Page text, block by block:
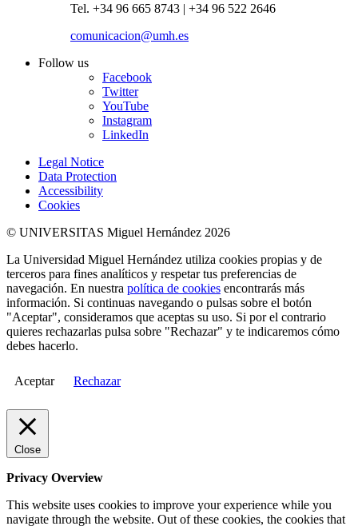
Tel. +34 96 665 8743 | +34 96 522 2646
comunicacion@umh.es
Follow us
Facebook
Twitter
YouTube
Instagram
LinkedIn
Legal Notice
Data Protection
Accessibility
Cookies
© UNIVERSITAS Miguel Hernández 2026
La Universidad Miguel Hernández utiliza cookies propias y de
terceros para fines analíticos y respetar tus preferencias de
navegación. En nuestra política de cookies encontrarás más
información. Si continuas navegando o pulsas sobre el botón
"Aceptar", consideramos que aceptas su uso. Si por el contrario
quieres rechazarlas pulsa sobre "Rechazar" y te indicaremos cómo
debes hacerlo.
Aceptar Rechazar
Close
Privacy Overview
This website uses cookies to improve your experience while you
navigate through the website. Out of these cookies, the cookies that